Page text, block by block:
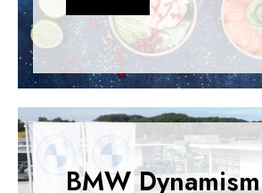
BMW Dynamism